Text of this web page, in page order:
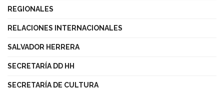
REGIONALES
RELACIONES INTERNACIONALES
SALVADOR HERRERA
SECRETARÍA DD HH
SECRETARÍA DE CULTURA